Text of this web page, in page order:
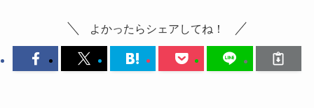
よかったらシェアしてね！